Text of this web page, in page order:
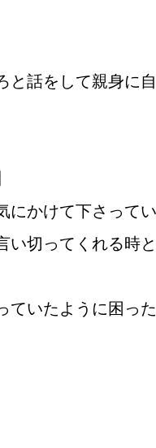
会社概要 プライバシー
と話をして親身に
かけて下さって
い切ってくれる時
ていたように困っ